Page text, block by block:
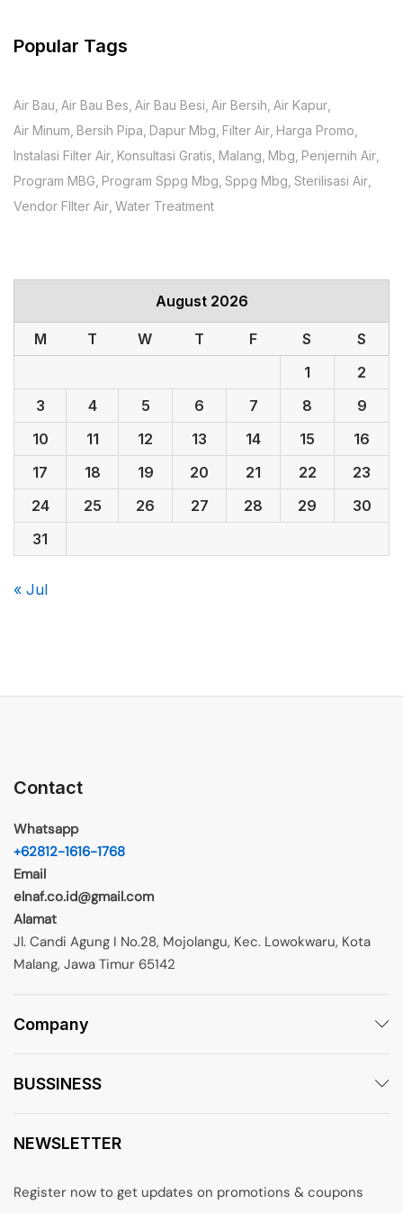
Popular Tags
Air Bau Air Bau Bes Air Bau Besi Air Bersih Air Kapur
Air Minum Bersih Pipa Dapur Mbg Filter Air Harga Promo
Instalasi Filter Air Konsultasi Gratis Malang Mbg Penjernih Air
Program MBG Program Sppg Mbg Sppg Mbg Sterilisasi Air
Vendor FIlter Air Water Treatment
August 2026
M T W T F S
S
1
2
3
4 5 6 7 8
9
10
11 12 13 14 15
16
17
18 19 20 21 22
23
24
25 26 27 28 29
30
31
« Jul
Contact
Whatsapp
+62812-1616-1768
Email
elnaf.co.id@gmail.com
Alamat
Jl. Candi Agung I No.28, Mojolangu, Kec. Lowokwaru, Kota
Malang, Jawa Timur 65142
Company
BUSSINESS
NEWSLETTER
Register now to get updates on promotions & coupons